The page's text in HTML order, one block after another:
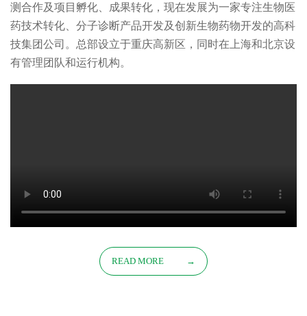
测合作及项目孵化、成果转化，现在发展为一家专注生物医
药技术转化、分子诊断产品开发及创新生物药物开发的高科
技集团公司。总部设立于重庆高新区，同时在上海和北京设
有管理团队和运行机构。
READ MORE →